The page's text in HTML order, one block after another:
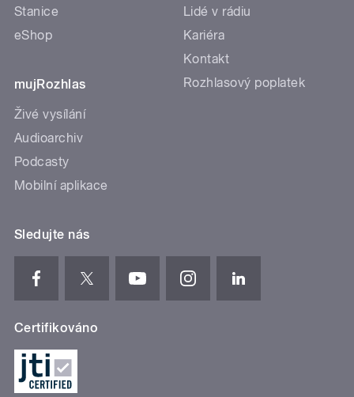
Stanice
eShop
mujRozhlas
Živé vysílání
Audioarchiv
Podcasty
Mobilní aplikace
Lidé v rádiu
Kariéra
Kontakt
Rozhlasový poplatek
Sledujte nás
Certifikováno